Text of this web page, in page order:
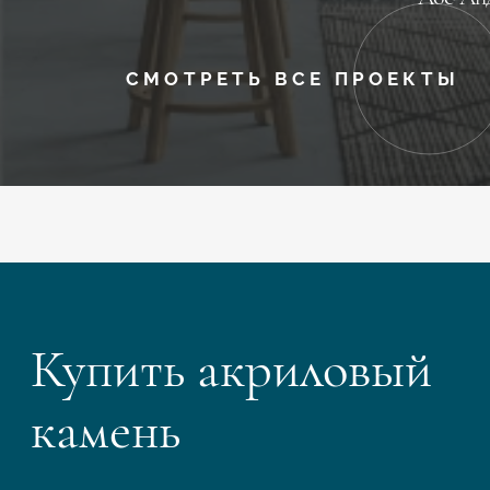
СМОТРЕТЬ ВСЕ ПРОЕКТЫ
Купить акриловый
камень